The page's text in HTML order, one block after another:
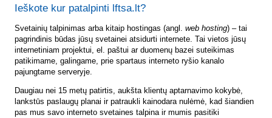
Ieškote kur patalpinti lftsa.lt?
Svetainių talpinimas arba kitaip hostingas (angl. web hosting) – tai
pagrindinis būdas jūsų svetainei atsidurti internete. Tai vietos jūsų
internetiniam projektui, el. paštui ar duomenų bazei suteikimas
patikimame, galingame, prie spartaus interneto ryšio kanalo
pajungtame serveryje.
Daugiau nei 15 metų patirtis, aukšta klientų aptarnavimo kokybė,
lankstūs paslaugų planai ir patraukli kainodara nulėmė, kad šiandien
pas mus savo interneto svetaines talpina ir mumis pasitiki